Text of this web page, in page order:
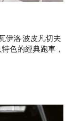
伊洛·波皮凡切夫
色的經典跑車，